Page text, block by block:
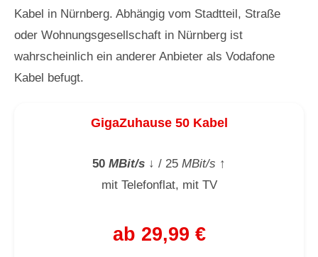
Kabel in Nürnberg. Abhängig vom Stadtteil, Straße
oder Wohnungsgesellschaft in Nürnberg ist
wahrscheinlich ein anderer Anbieter als Vodafone
Kabel befugt.
GigaZuhause 50 Kabel
50 MBit/s ↓ / 25 MBit/s ↑
mit Telefonflat, mit TV
ab 29,99 €